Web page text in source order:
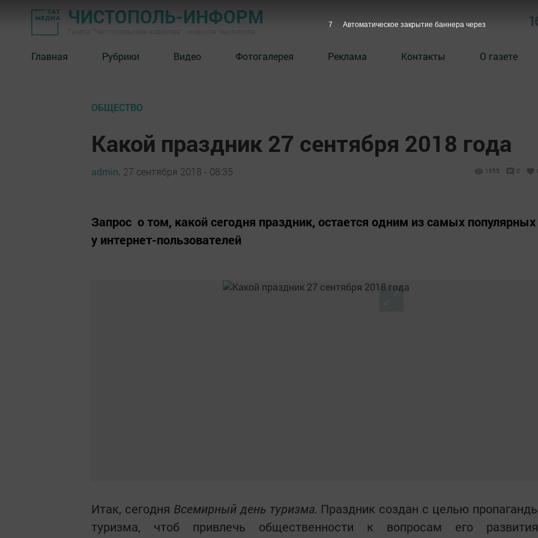
ЧИСТОПОЛЬ-ИНФОРМ
Главная Рубрики Видео Фотогалерея Реклама Контакты О газете
ОБЩЕСТВО
Какой праздник 27 сентября 2018 года
admin, 27 сентября 2018 - 08:35 1655 0
Запрос о том, какой сегодня праздник, остается одним из самых популярных
у интернет-пользователей
Итак, сегодня Всемирный день туризма. Праздник создан с целью
туризма, чтоб привлечь общественности к вопросам его
6 Автоматическое закрытие баннера через